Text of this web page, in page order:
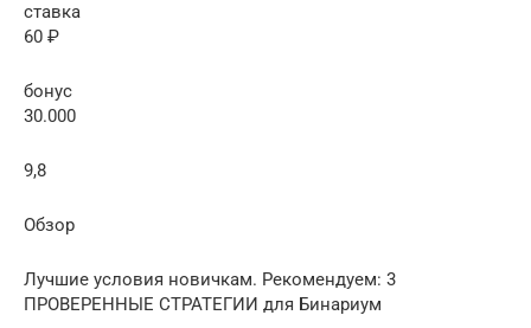
ставка
60 ₽
бонус
30.000
9,8
Обзор
Лучшие условия новичкам. Рекомендуем: 3
ПРОВЕРЕННЫЕ СТРАТЕГИИ для Бинариум